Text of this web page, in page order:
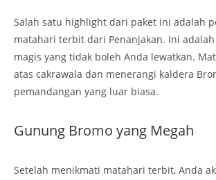
Salah satu highlight dari paket ini adalah
matahari terbit dari Penanjakan. Ini
magis yang tidak boleh Anda lewatkan.
atas cakrawala dan menerangi kaldera
pemandangan yang luar biasa.
Gunung Bromo yang Megah
Setelah menikmati matahari terbit, Anda